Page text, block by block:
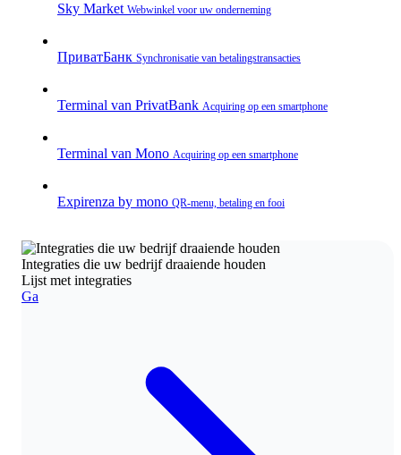
Sky Market Webwinkel voor uw onderneming
ПриватБанк Synchronisatie van betalingstransacties
Terminal van PrivatBank Acquiring op een smartphone
Terminal van Mono Acquiring op een smartphone
Expirenza by mono QR‑menu, betaling en fooi
Integraties die uw bedrijf draaiende houden
Lijst met integraties
Ga